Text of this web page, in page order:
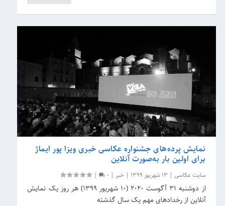
نمایش پرده‌های جشنواره عکاسی خبری ویزا پور ایماژ
برای اولین بار به‌صورت آنلاین
سایت عکاسی | 13 شهریور 1399 | خبر |
0
|
از دوشنبه 31 آگوست 2020 (10 شهریور 1399) هر روز یک نمایش
آنلاین از رخدادهای مهم یک سال گذشته